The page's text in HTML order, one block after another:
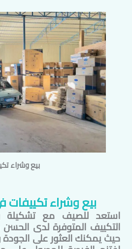
بيع وشراء
بيع وشراء تكييفات
استعد للصيف مع
التكييف المتوفرة لدى
حيث يمكنك العثور على الجودة